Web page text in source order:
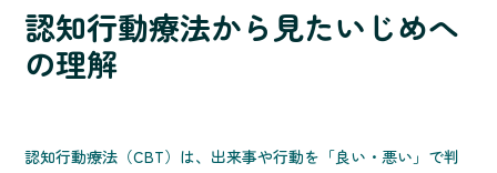
認知行動療法から見たいじめへ
の理解
認知行動療法（CBT）は、出来事や行動を「良い・悪い」で判